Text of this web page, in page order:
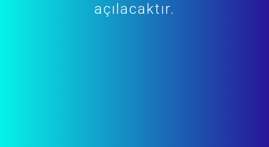
açılacaktır.